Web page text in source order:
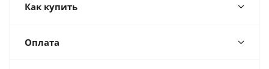
Как купить
Оплата